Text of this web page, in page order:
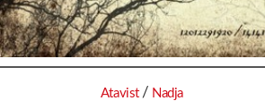
Atavist / Nadja